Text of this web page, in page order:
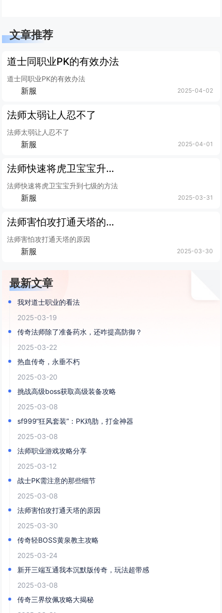
文章推荐
道士同职业PK的有效办法
道士同职业PK的有效办法
新服 2025-04-02
法师太弱让人忍不了
法师太弱让人忍不了
新服 2025-04-01
法师快速将虎卫宝宝升到七级的方法
法师快速将虎卫宝宝升到七级的方法
新服 2025-03-31
法师害怕攻打通天塔的原因
法师害怕攻打通天塔的原因
新服 2025-03-30
最新文章
我对道士职业的看法
2025-03-19
传奇法师除了准备药水，还咋提高防御？
2025-03-22
热血传奇，永垂不朽
2025-03-20
挑战高级boss获取高级装备攻略
2025-03-08
sf999“狂风套装”：PK鸡肋，打金神器
2025-03-08
法师职业游戏攻略分享
2025-03-12
战士PK需注意的那些细节
2025-03-08
法师害怕攻打通天塔的原因
2025-03-30
传奇轻BOSS黄泉教主攻略
2025-03-24
新开三端互通我本沉默版传奇，玩法超带感
2025-03-08
传奇三界纹佩攻略大揭秘